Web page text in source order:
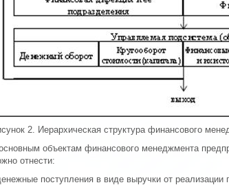
2. Иерархическая структура финансового
объектам финансового менеджмента
отнести:
поступления в виде выручки от реализации